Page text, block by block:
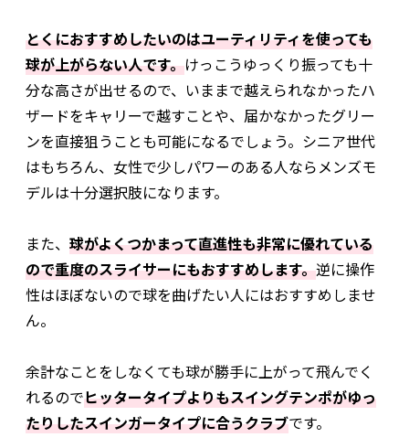
とくにおすすめしたいのはユーティリティを使っても
球が上がらない人です。けっこうゆっくり振っても十
分な高さが出せるので、いままで越えられなかったハ
ザードをキャリーで越すことや、届かなかったグリー
ンを直接狙うことも可能になるでしょう。シニア世代
はもちろん、女性で少しパワーのある人ならメンズモ
デルは十分選択肢になります。
また、 球がよくつかまって直進性も非常に優れている
ので重度のスライサーにもおすすめします。逆に操作
性はほぼないので球を曲げたい人にはおすすめしませ
ん。
余計なことをしなくても球が勝手に上がって飛んでく
れるのでヒッタータイプよりもスイングテンポがゆっ
たりしたスインガータイプに合うクラブです。